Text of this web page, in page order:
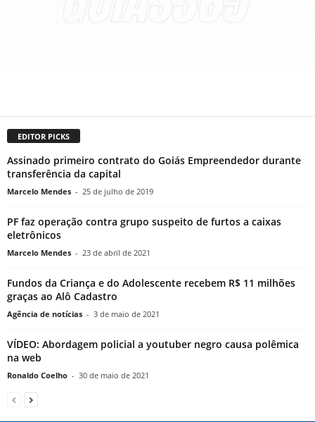
EDITOR PICKS
Assinado primeiro contrato do Goiás Empreendedor durante
transferência da capital
Marcelo Mendes - 25 de julho de 2019
PF faz operação contra grupo suspeito de furtos a caixas
eletrônicos
Marcelo Mendes - 23 de abril de 2021
Fundos da Criança e do Adolescente recebem R$ 11 milhões
graças ao Alô Cadastro
Agência de notícias - 3 de maio de 2021
VÍDEO: Abordagem policial a youtuber negro causa polêmica
na web
Ronaldo Coelho - 30 de maio de 2021